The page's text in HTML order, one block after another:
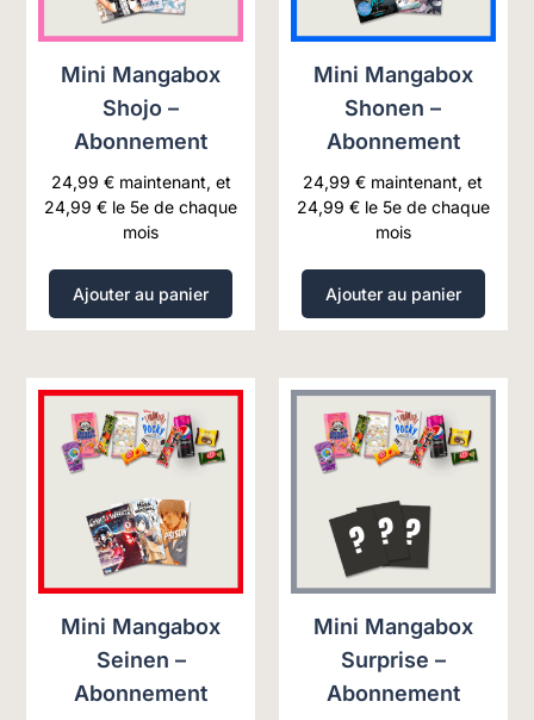
Mini Mangabox
Shojo –
Abonnement
24,99 € maintenant, et
24,99€ le 5e de chaque
mois
Ajouter au panier
Mini Mangabox
Shonen –
Abonnement
24,99€ maintenant, et
24,99 € le 5e de chaque
mois
Ajouter au panier
Mini Mangabox
Seinen –
Abonnement
Mini Mangabox
Surprise –
Abonnement